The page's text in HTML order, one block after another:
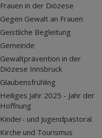
Frauen in der Diözese
Gegen Gewalt an Frauen
Geistliche Begleitung
Gemeinde
Gewaltprävention in der
Diözese Innsbruck
Glaubensfrühling
Heiliges Jahr 2025 - Jahr der
Hoffnung
Kinder- und Jugendpastoral
Kirche und Tourismus